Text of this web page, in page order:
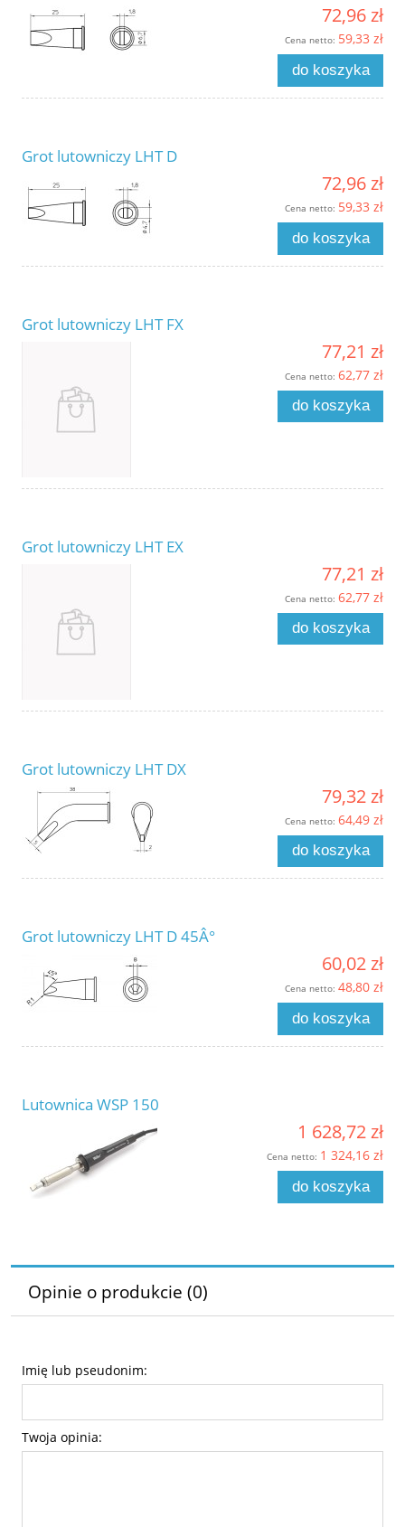
72,96 zł
Cena netto: 59,33 zł
do koszyka
Grot lutowniczy LHT D
72,96 zł
Cena netto: 59,33 zł
do koszyka
Grot lutowniczy LHT FX
77,21 zł
Cena netto: 62,77 zł
do koszyka
Grot lutowniczy LHT EX
77,21 zł
Cena netto: 62,77 zł
do koszyka
Grot lutowniczy LHT DX
79,32 zł
Cena netto: 64,49 zł
do koszyka
Grot lutowniczy LHT D 45Â°
60,02 zł
Cena netto: 48,80 zł
do koszyka
Lutownica WSP 150
1 628,72 zł
Cena netto: 1 324,16 zł
do koszyka
Opinie o produkcie (0)
Imię lub pseudonim:
Twoja opinia: